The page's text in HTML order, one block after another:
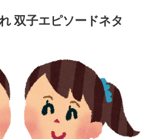
双子エピソードネタ